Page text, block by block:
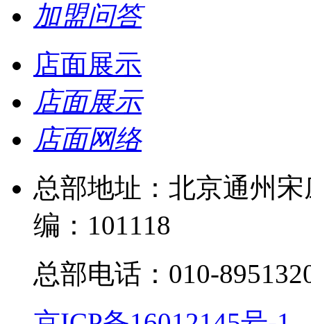
加盟问答
店面展示
店面展示
店面网络
总部地址：北京通州
编：101118
总部电话：010-